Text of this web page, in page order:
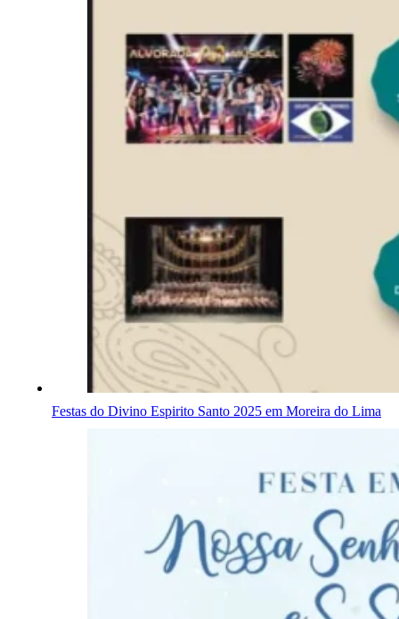
Festas do Divino Espirito Santo 2025 em Moreira do Lima